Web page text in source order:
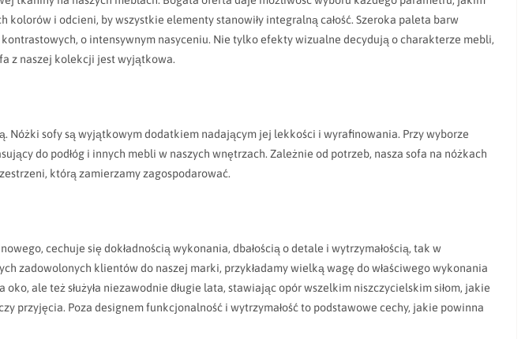
i odcieni, by wszystkie elementy stanowiły integralną całość. Szeroka paleta barw
o intensywnym nasyceniu. Nie tylko efekty wizualne decydują o charakterze mebli,
z naszej kolekcji jest wyjątkowa.
Nóżki sofy są wyjątkowym dodatkiem nadającym jej lekkości i wyrafinowania. Przy wyborze
do podłóg i innych mebli w naszych wnętrzach. Zależnie od potrzeb, nasza sofa na nóżkach
którą zamierzamy zagospodarować.
cechuje się dokładnością wykonania, dbałością o detale i wytrzymałością, tak w
zadowolonych klientów do naszej marki, przykładamy wielką wagę do właściwego wykonania
ale też służyła niezawodnie długie lata, stawiając opór wszelkim niszczycielskim siłom, jakie
przyjęcia. Poza designem funkcjonalność i wytrzymałość to podstawowe cechy, jakie powinna